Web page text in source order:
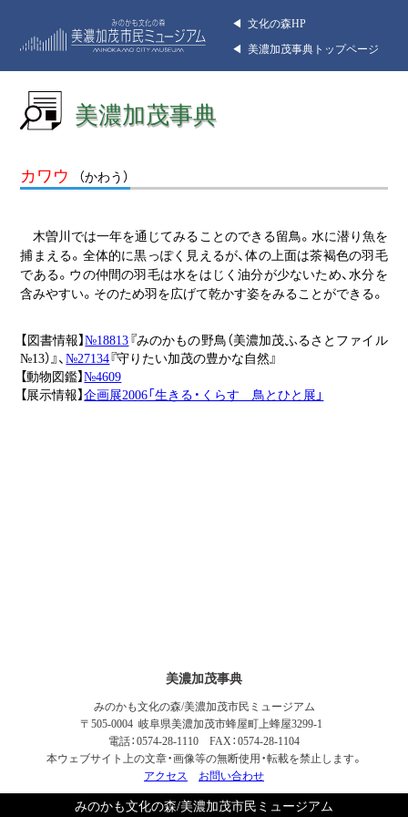
◀︎ 文化の森HP
◀︎ 美濃加茂事典トップページ
美濃加茂事典
カワウ （かわう）
木曽川では一年を通じてみることのできる留鳥。水に潜り魚を
捕まえる。全体的に黒っぽく見えるが、体の上面は茶褐色の羽毛
である。ウの仲間の羽毛は水をはじく油分が少ないため、水分を
含みやすい。そのため羽を広げて乾かす姿をみることができる。
【図書情報】№18813『みのかもの野鳥（美濃加茂ふるさとファイル
№13）』、№27134『守りたい加茂の豊かな自然』
【動物図鑑】№4609
【展示情報】企画展2006「生きる・くらす 鳥とひと展」
美濃加茂事典
みのかも文化の森/美濃加茂市民ミュージアム
〒505-0004 岐阜県美濃加茂市蜂屋町上蜂屋3299-1
電話：0574-28-1110 FAX：0574-28-1104
本ウェブサイト上の文章・画像等の無断使用・転載を禁止します。
アクセス
お問い合わせ
みのかも文化の森/美濃加茂市民ミュージアム